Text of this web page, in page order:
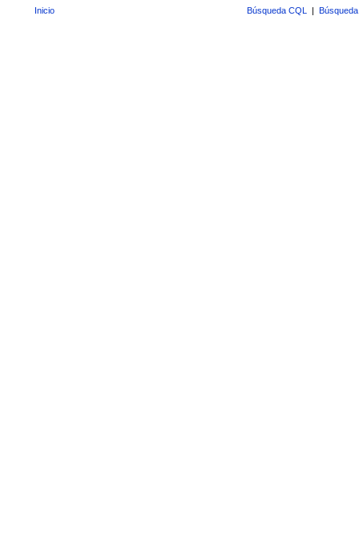
Inicio Búsqueda CQL